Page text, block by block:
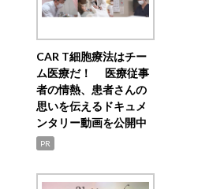
CAR T細胞療法はチー
ム医療だ！ 医療従事
者の情熱、患者さんの
思いを伝えるドキュメ
ンタリー動画を公開中
PR